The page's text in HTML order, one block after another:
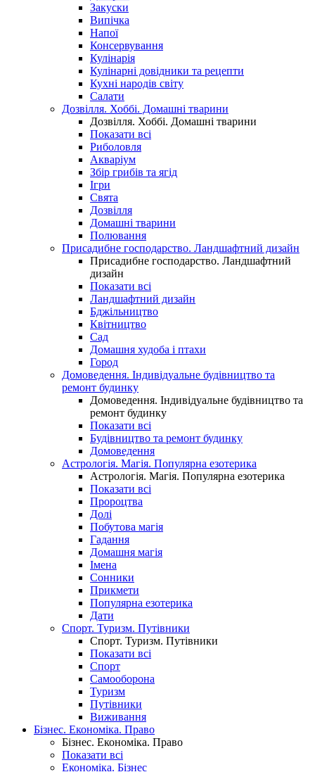
Закуски
Випічка
Напої
Консервування
Кулінарія
Кулінарні довідники та рецепти
Кухні народів світу
Салати
Дозвілля. Хоббі. Домашні тварини
Дозвілля. Хоббі. Домашні тварини
Показати всі
Риболовля
Акваріум
Збір грибів та ягід
Ігри
Свята
Дозвілля
Домашні тварини
Полювання
Присадибне господарство. Ландшафтний дизайн
Присадибне господарство. Ландшафтний
дизайн
Показати всі
Ландшафтний дизайн
Бджільництво
Квітництво
Сад
Домашня худоба і птахи
Город
Домоведення. Індивідуальне будівництво та
ремонт будинку
Домоведення. Індивідуальне будівництво та
ремонт будинку
Показати всі
Будівництво та ремонт будинку
Домоведення
Астрологія. Магія. Популярна езотерика
Астрологія. Магія. Популярна езотерика
Показати всі
Пророцтва
Долі
Побутова магія
Гадання
Домашня магія
Імена
Сонники
Прикмети
Популярна езотерика
Дати
Спорт. Туризм. Путівники
Спорт. Туризм. Путівники
Показати всі
Спорт
Самооборона
Туризм
Путівники
Виживання
Бізнес. Економіка. Право
Бізнес. Економіка. Право
Показати всі
Економіка. Бізнес